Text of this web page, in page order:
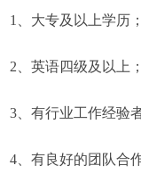
1、大专及以上学历；
2、英语四级及以上；
3、有行业工作经验
4、有良好的团队合